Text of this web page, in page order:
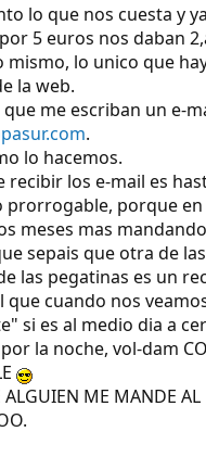
lo que nos cuesta y
5 euros nos daban
mismo, lo unico que
la web.
me escriban un e-
.
lo hacemos.
recibir los e-mail es
prorrogable, porque
meses mas
sepais que otra de
las pegatinas es un
que cuando nos
si es al medio dia a
la noche, vol-dam
ME MANDE AL